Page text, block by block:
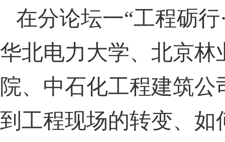
在分论坛一“工程砺
华北电力大学、北京
院、中石化工程建筑
到工程现场的转变、